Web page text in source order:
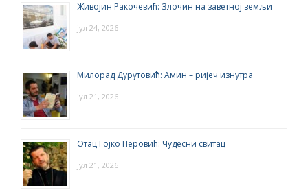
Живојин Ракочевић: Злочин на заветној земљи
јул 24, 2026
Милорад Дурутовић: Амин – ријеч изнутра
јул 21, 2026
Отац Гојко Перовић: Чудесни свитац
јул 21, 2026